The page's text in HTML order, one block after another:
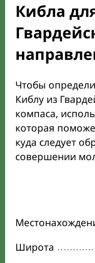
Кибла
Чтобы
Киблу из
компаса,
которая
куда следует
совершении
Широта